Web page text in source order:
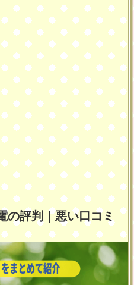
の評判｜悪い口コミ